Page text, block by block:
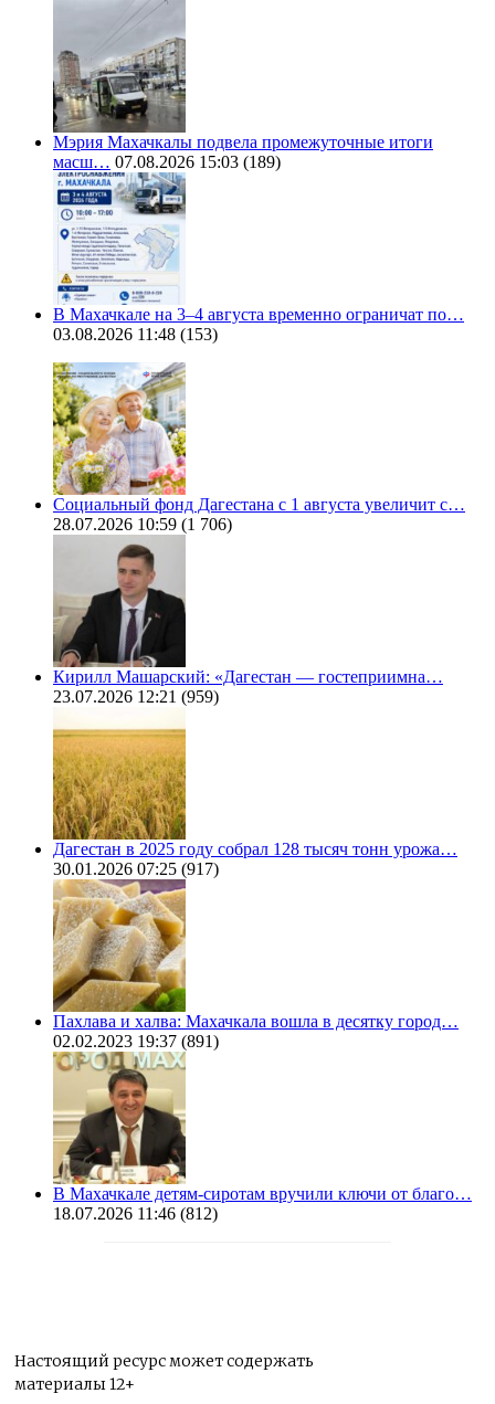
Мэрия Махачкалы подвела промежуточные итоги
масш… 07.08.2026 15:03 (189)
В Махачкале на 3–4 августа временно ограничат по…
03.08.2026 11:48 (153)
Социальный фонд Дагестана с 1 августа увеличит с…
28.07.2026 10:59 (1 706)
Кирилл Машарский: «Дагестан — гостеприимна…
23.07.2026 12:21 (959)
Дагестан в 2025 году собрал 128 тысяч тонн урожа…
30.01.2026 07:25 (917)
Пахлава и халва: Махачкала вошла в десятку город…
02.02.2023 19:37 (891)
В Махачкале детям-сиротам вручили ключи от благо…
18.07.2026 11:46 (812)
Настоящий ресурс может содержать
материалы 12+